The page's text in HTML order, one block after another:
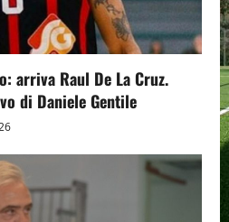
arriva Raul De La Cruz.
di Daniele Gentile